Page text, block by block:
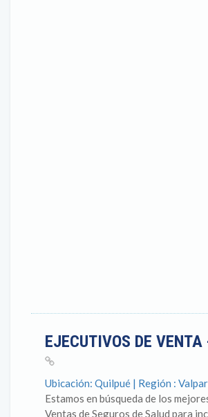
EJECUTIVOS DE VENTA
Ubicación: Quilpué | Región :
Estamos en búsqueda de los
Ventas de Seguros de Salud para